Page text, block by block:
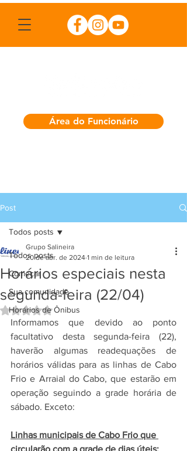
Área do Funcionário
Post
Todos posts
Começar
Sua comunidade
Horários de Ônibus
Todos posts
Horários especiais nesta
segunda-feira (22/04)
Grupo Salineira
20 de abr. de 2024 1 min de leitura
Avaliado com NaN de 5 estrelas.
Informamos que devido ao ponto
facultativo desta segunda-feira (22),
haverão algumas readequações de
horários válidas para as linhas de Cabo
Frio e Arraial do Cabo, que estarão em
operação seguindo a grade horária de
sábado. Exceto:
Linhas municipais de Cabo Frio que
circularão com a grade de dias úteis: